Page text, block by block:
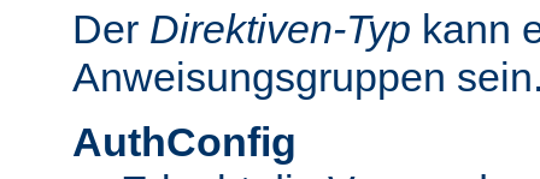
Der Direktiven-Typ kann
Anweisungsgruppen
AuthConfig